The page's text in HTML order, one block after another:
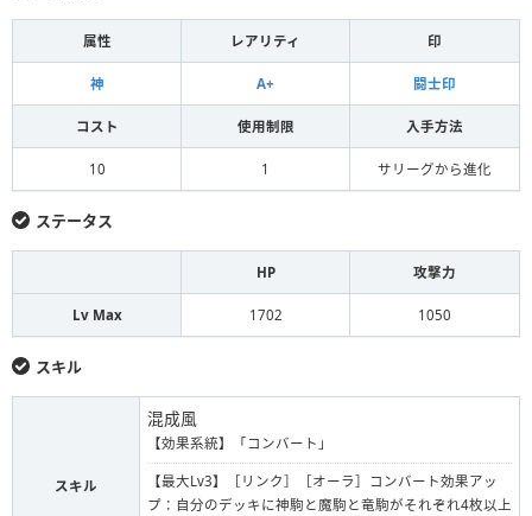
属性 レアリティ 印
神 A+ 闘士印
コスト 使用制限 入手方法
10 1 サリーグから進化
ステータス
HP 攻撃力
Lv Max 1702 1050
スキル
スキル
混成風
【効果系統】「コンバート」
【最大Lv3】［リンク］［オーラ］コンバート効果アッ
プ：自分のデッキに神駒と魔駒と竜駒がそれぞれ4枚以上